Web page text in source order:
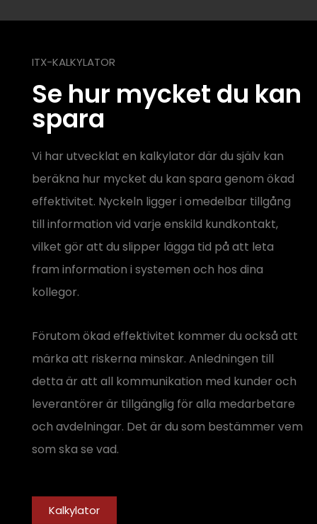
ITX-KALKYLATOR
Se hur mycket du kan
spara
Vi har utvecklat en kalkylator där du själv kan
beräkna hur mycket du kan spara genom ökad
effektivitet. Nyckeln ligger i omedelbar tillgång
till information vid varje enskild kundkontakt,
vilket gör att du slipper lägga tid på att leta
fram information i systemen och hos dina
kollegor.
Förutom ökad effektivitet kommer du också att
märka att riskerna minskar. Anledningen till
detta är att all kommunikation med kunder och
leverantörer är tillgänglig för alla medarbetare
och avdelningar. Det är du som bestämmer vem
som ska se vad.
Kalkylator